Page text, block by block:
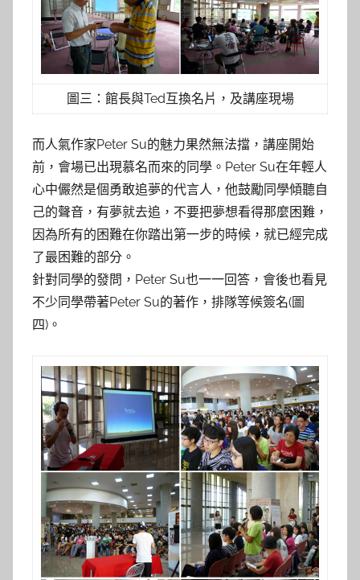
圖三：館長與Ted互換名片，及講座現場
而人氣作家Peter Su的魅力果然無法擋，講座開始
前，會場已出現慕名而來的同學。Peter Su在年輕人
心中儼然是個勇敢追夢的代言人，他鼓勵同學傾聽自
己的聲音，有夢就去追，不要把夢想看得那麼困難，
因為所有的困難在你踏出第一步的時候，就已經完成
了最困難的部分。
針對同學的發問，Peter Su也一一回答，會後也看見
不少同學帶著Peter Su的著作，排隊等候簽名(圖
四)。